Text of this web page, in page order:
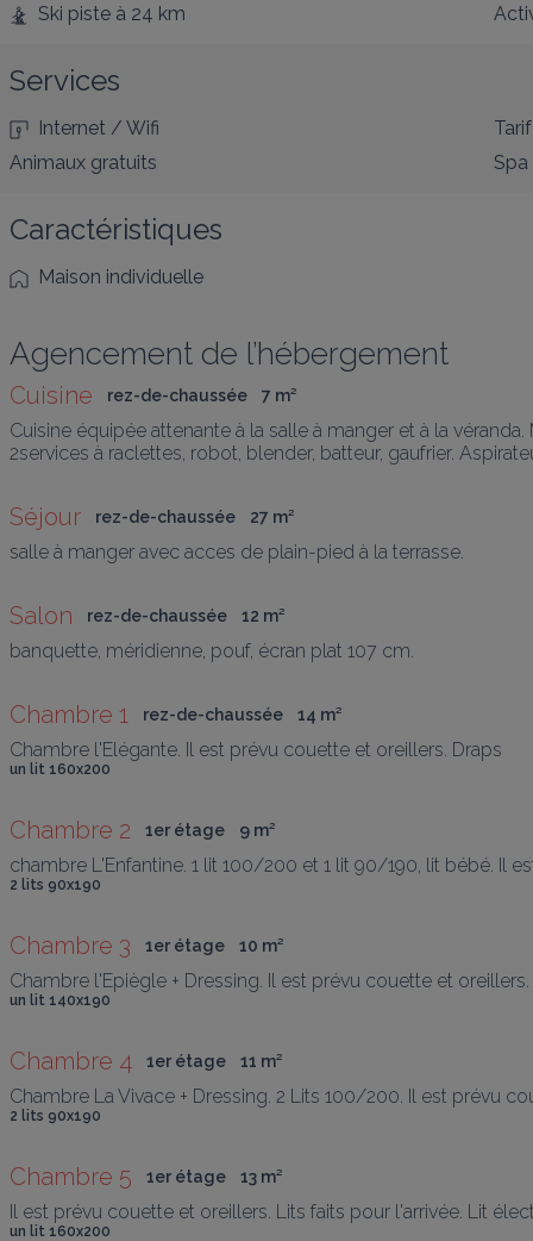
Ski piste à 24 km
Services
Internet / Wifi
Animaux gratuits
Spa
Caractéristiques
Maison individuelle
Agencement de l’hébergement
Cuisine rez-de-chaussée 7 m²
Cuisine équipée attenante à la salle à manger et à la
2services à raclettes, robot, blender, batteur, gaufrier.
Séjour rez-de-chaussée 27 m²
salle à manger avec acces de plain-pied à la terrasse.
Salon rez-de-chaussée 12 m²
banquette, méridienne, pouf, écran plat 107 cm.
Chambre 1 rez-de-chaussée 14 m²
Chambre l'Elégante. Il est prévu couette et oreillers. Draps
un lit 160x200
Chambre 2 1er étage 9 m²
chambre L'Enfantine. 1 lit 100/200 et 1 lit 90/190, lit bébé. Il
2 lits 90x190
Chambre 3 1er étage 10 m²
Chambre l'Epiègle + Dressing. Il est prévu couette et
un lit 140x190
Chambre 4 1er étage 11 m²
Chambre La Vivace + Dressing. 2 Lits 100/200. Il est prévu
2 lits 90x190
Chambre 5 1er étage 13 m²
Il est prévu couette et oreillers. Lits faits pour l'arrivée. Lit
un lit 160x200